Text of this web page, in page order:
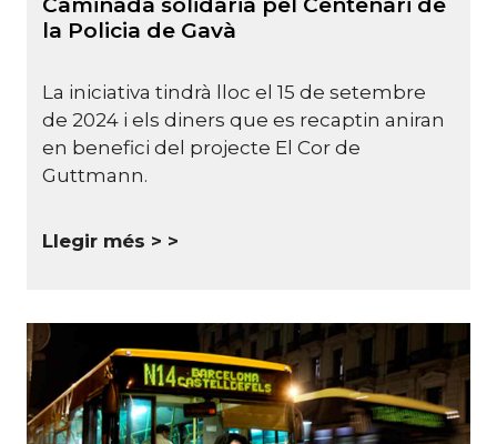
la Policia de Gavà
La iniciativa tindrà lloc el 15 de setembre
de 2024 i els diners que es recaptin aniran
en benefici del projecte El Cor de
Guttmann.
Llegir més >